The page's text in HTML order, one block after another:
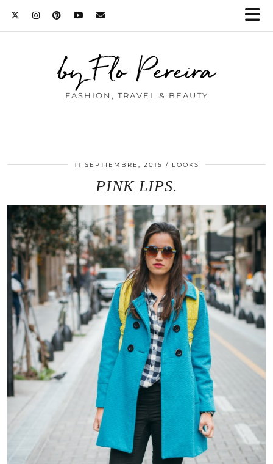
by Flo Pereira
FASHION, TRAVEL & BEAUTY
11 SEPTIEMBRE, 2015 LOOKS
PINK LIPS.